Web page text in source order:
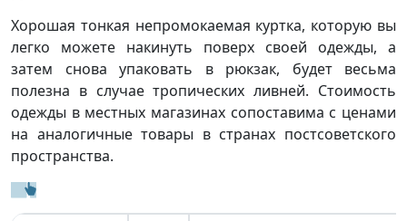
Хорошая тонкая непромокаемая куртка, которую вы
легко можете накинуть поверх своей одежды, а
затем снова упаковать в рюкзак, будет весьма
полезна в случае тропических ливней. Стоимость
одежды в местных магазинах сопоставима с ценами
на аналогичные товары в странах постсоветского
пространства.